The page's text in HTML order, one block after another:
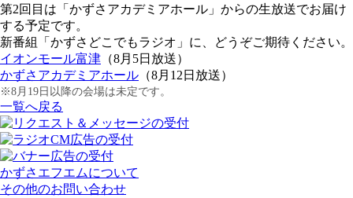
第2回目は「かずさアカデミアホール」からの生放送でお届け
する予定です。
新番組「かずさどこでもラジオ」に、どうぞご期待ください。
イオンモール富津 （8月5日放送）
かずさアカデミアホール （8月12日放送）
※8月19日以降の会場は未定です。
一覧へ戻る
かずさエフエムについて
その他のお問い合わせ